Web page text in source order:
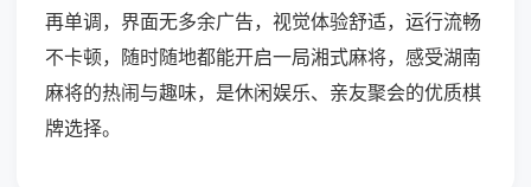
再单调，界面无多余广告，视觉体验舒适，运行流畅
不卡顿，随时随地都能开启一局湘式麻将，感受湖南
麻将的热闹与趣味，是休闲娱乐、亲友聚会的优质棋
牌选择。